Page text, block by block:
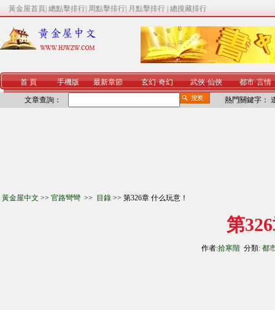
黃金屋首頁 總點擊排行 周點擊排行 月點擊排行 總搜藏排行
首 頁 手機版 最新章節 玄幻·奇幻 武俠·仙俠 都市·言情
文章查詢： 熱門關鍵字：
黃金屋中文 >> 官路彎彎 >> 目錄 >> 第326章 什么玩意！
第
作者:拾寒階 分類: 都